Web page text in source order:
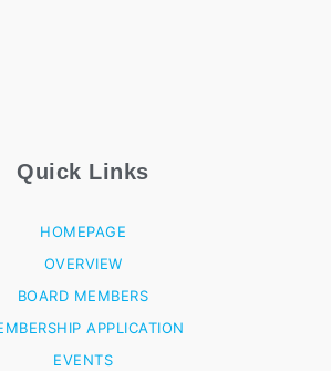
Quick Links
HOMEPAGE
OVERVIEW
BOARD MEMBERS
APPLICATION
EVENTS